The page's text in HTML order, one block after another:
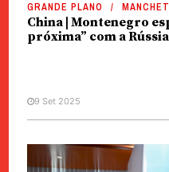
GRANDE PLANO
China | Montenegro
próxima” com a Rússia
9 Set 2025